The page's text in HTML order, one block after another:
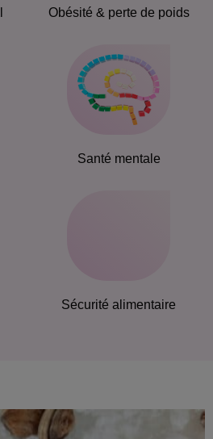
Obésité & perte de poids
Santé mentale
Sécurité alimentaire